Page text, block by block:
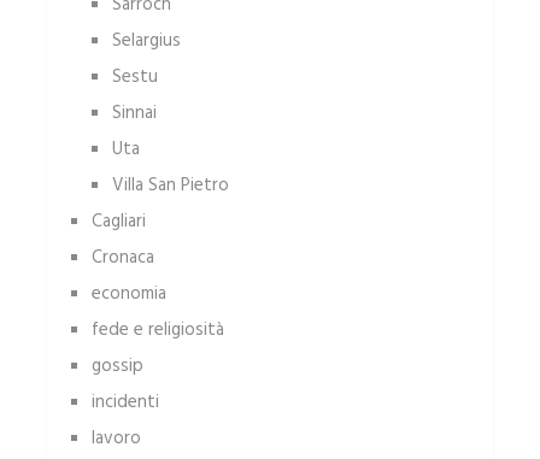
Selargius
Sestu
Sinnai
Uta
Villa San Pietro
Cagliari
Cronaca
economia
fede e religiosità
gossip
incidenti
lavoro